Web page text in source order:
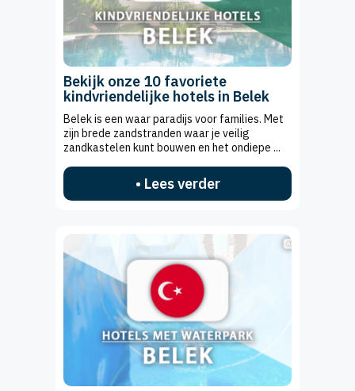
Bekijk onze 10 favoriete
kindvriendelijke hotels in Belek
Belek is een waar paradijs voor families. Met
zijn brede zandstranden waar je veilig
zandkastelen kunt bouwen en het ondiepe ...
• Lees verder